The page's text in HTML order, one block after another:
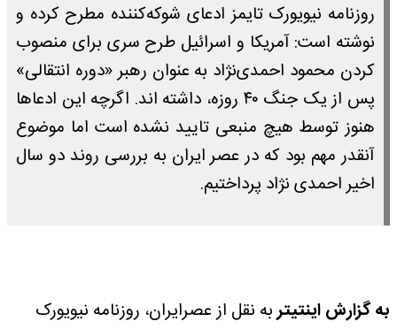
روزنامه نیویورک تایمز ادعای شوکه‌کننده مطرح کرده و
نوشته است: آمریکا و اسرائیل طرح سری برای منصوب
کردن محمود احمدی‌نژاد به عنوان رهبر «دوره انتقالی»
پس از یک جنگ ۴۰ روزه، داشته اند. اگرچه این ادعاها
هنوز توسط هیچ منبعی تایید نشده است اما موضوع
آنقدر مهم بود که در عصر ایران به بررسی روند دو سال
اخیر احمدی نژاد پرداختیم.
به گزارش اینتیتربه نقل از عصرایران، روزنامه نیویورک